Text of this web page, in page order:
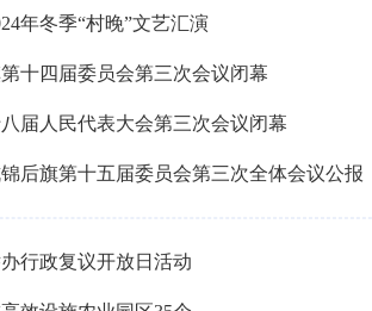
年冬季“村晚”文艺汇演
十四届委员会第三次会议闭幕
届人民代表大会第三次会议闭幕
后旗第十五届委员会第三次全体会议公报
行政复议开放日活动